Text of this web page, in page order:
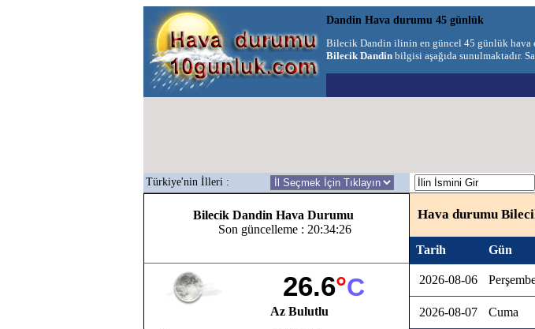
Dandin Hava durumu 45 günlük
Bilecik Dandin ilinin en güncel 45 günlük
Bilecik Dandin bilgisi aşağıda sunulmaktadır.
Türkiye'nin İlleri :
Bilecik Dandin Hava Durumu
Son güncelleme : 20:34:26
26.6°C
Az Bulutlu
Hava durumu
Tarih Gün
2026-08-06
2026-08-07 Cuma